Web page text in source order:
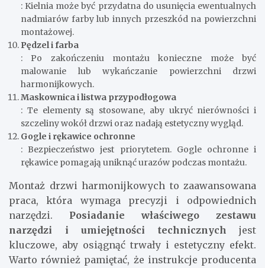
: Kielnia może być przydatna do usunięcia ewentualnych
nadmiarów farby lub innych przeszkód na powierzchni
montażowej.
Pędzel i farba
: Po zakończeniu montażu konieczne może być
malowanie lub wykańczanie powierzchni drzwi
harmonijkowych.
Maskownica i listwa przypodłogowa
: Te elementy są stosowane, aby ukryć nierówności i
szczeliny wokół drzwi oraz nadają estetyczny wygląd.
Gogle i rękawice ochronne
: Bezpieczeństwo jest priorytetem. Gogle ochronne i
rękawice pomagają uniknąć urazów podczas montażu.
Montaż drzwi harmonijkowych to zaawansowana
praca, która wymaga precyzji i odpowiednich
narzędzi. Posiadanie właściwego zestawu
narzędzi i umiejętności technicznych jest
kluczowe, aby osiągnąć trwały i estetyczny efekt.
Warto również pamiętać, że instrukcje producenta